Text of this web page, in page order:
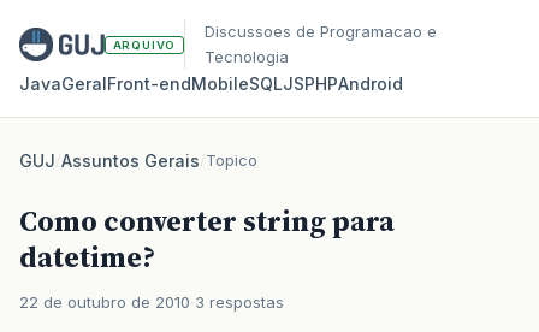
ARQUIVO
Discussoes de Programacao e
Tecnologia
JavaGeralFront‑endMobileSQLJSPHPAndroid
GUJ/Assuntos Gerais/Topico
Como converter string para
datetime?
22 de outubro de 2010 3 respostas